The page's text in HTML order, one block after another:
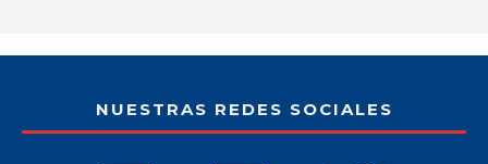
NUESTRAS REDES SOCIALES